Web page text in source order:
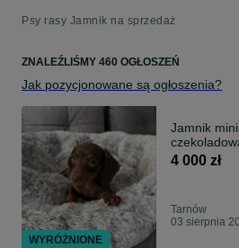
Psy rasy Jamnik na sprzedaż
ZNALEŹLIŚMY 460 OGŁOSZEŃ
Jak pozycjonowane są ogłoszenia?
Jamnik
4 000 zł
Tarnów
03 sierpnia
WYRÓŻNIONE